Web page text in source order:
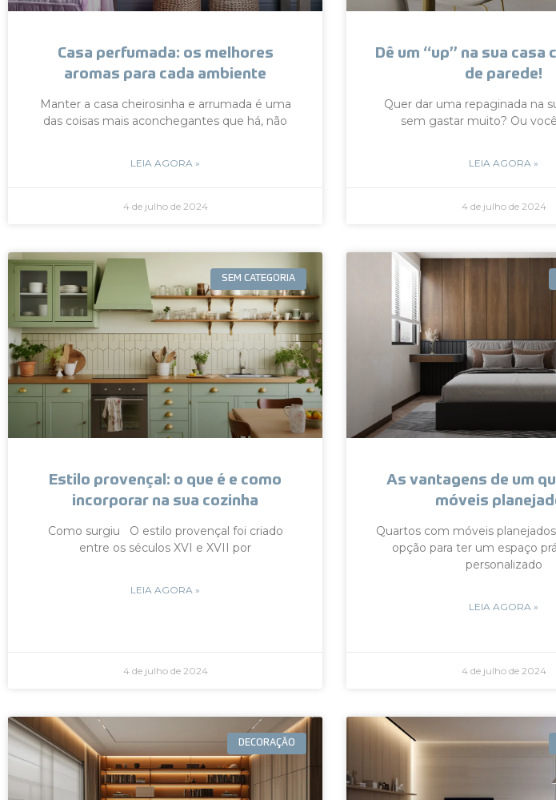
Casa perfumada: os melhores
aromas para cada ambiente
Manter a casa cheirosinha e arrumada é uma
das coisas mais aconchegantes que há, não
LEIA AGORA »
4 de julho de 2024
Dê um “up” na sua casa
de parede!
Quer dar uma repaginada na
sem gastar muito? Ou
LEIA AGORA »
4 de julho de 2024
SEM CATEGORIA
Estilo provençal: o que é e como
incorporar na sua cozinha
Como surgiu O estilo provençal foi criado
entre os séculos XVI e XVII por
LEIA AGORA »
4 de julho de 2024
As vantagens de um
móveis
Quartos com móveis
opção para ter um espaço
personalizado
LEIA AGORA »
4 de julho de 2024
DECORAÇÃO